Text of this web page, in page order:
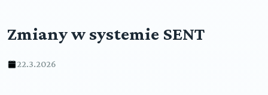
Zmiany w systemie SENT
22.3.2026